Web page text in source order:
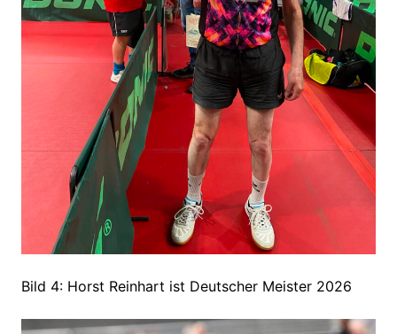
Bild 4: Horst Reinhart ist Deutscher Meister 2026